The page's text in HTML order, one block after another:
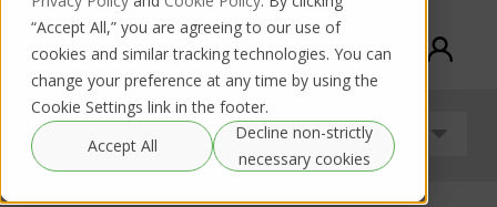
“Accept All,” you are agreeing to our use of
cookies and similar tracking technologies. You can
change your preference at any time by using the
Cookie Settings link in the footer.
Accept All
Decline non-strictly
necessary cookies
Guides